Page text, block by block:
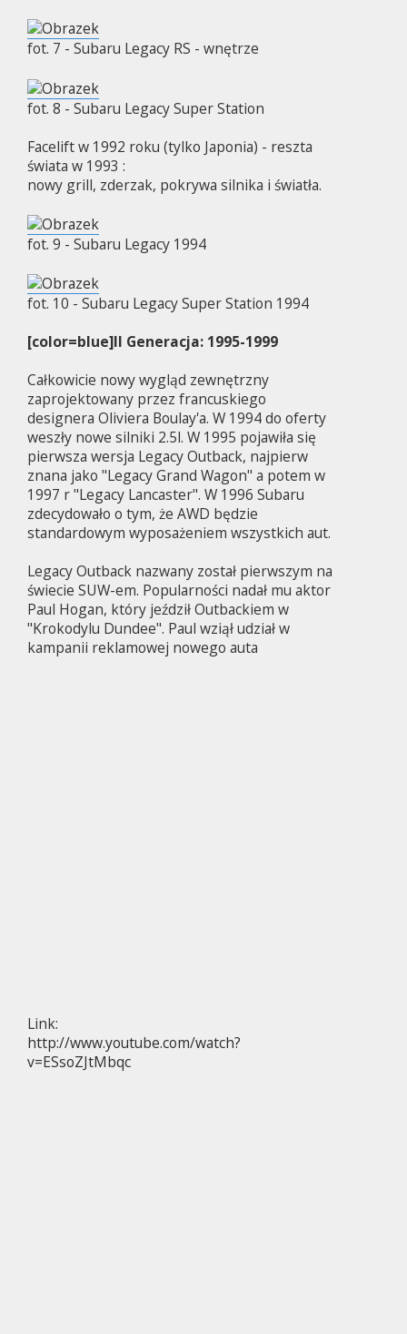
fot. 7 - Subaru Legacy RS - wnętrze
fot. 8 - Subaru Legacy Super Station
Facelift w 1992 roku (tylko Japonia) - reszta
świata w 1993 :
nowy grill, zderzak, pokrywa silnika i światła.
fot. 9 - Subaru Legacy 1994
fot. 10 - Subaru Legacy Super Station 1994
[color=blue]II Generacja: 1995-1999
Całkowicie nowy wygląd zewnętrzny
zaprojektowany przez francuskiego
designera Oliviera Boulay'a. W 1994 do oferty
weszły nowe silniki 2.5l. W 1995 pojawiła się
pierwsza wersja Legacy Outback, najpierw
znana jako "Legacy Grand Wagon" a potem w
1997 r "Legacy Lancaster". W 1996 Subaru
zdecydowało o tym, że AWD będzie
standardowym wyposażeniem wszystkich aut.
Legacy Outback nazwany został pierwszym na
świecie SUW-em. Popularności nadał mu aktor
Paul Hogan, który jeździł Outbackiem w
"Krokodylu Dundee". Paul wziął udział w
kampanii reklamowej nowego auta
Link:
http://www.youtube.com/watch?
v=ESsoZJtMbqc